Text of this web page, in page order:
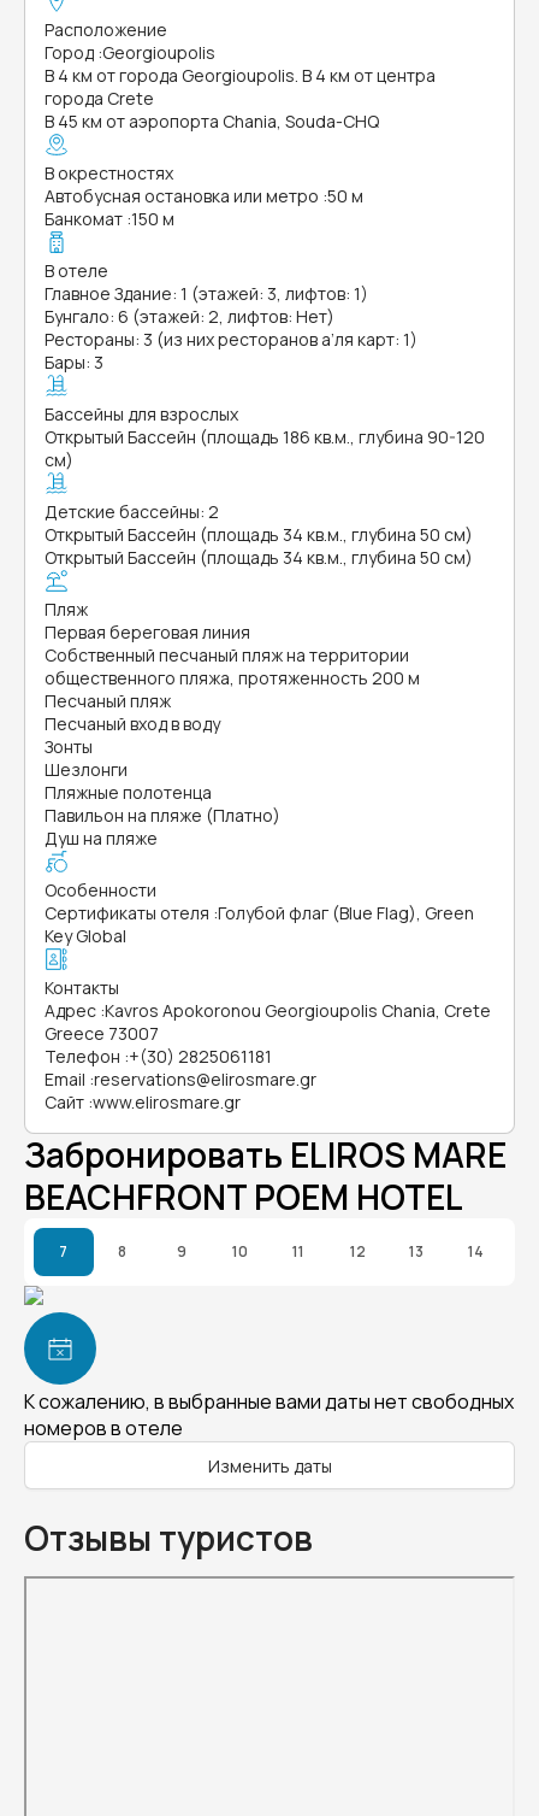
Расположение
Город :Georgioupolis
В 4 км от города Georgioupolis. В 4 км от центра
города Crete
В 45 км от аэропорта Chania, Souda-CHQ
В окрестностях
Автобусная остановка или метро :50 м
Банкомат :150 м
В отеле
Главное Здание: 1 (этажей: 3, лифтов: 1)
Бунгало: 6 (этажей: 2, лифтов: Нет)
Рестораны: 3 (из них ресторанов а’ля карт: 1)
Бары: 3
Бассейны для взрослых
Открытый Бассейн (площадь 186 кв.м., глубина 90-120
см)
Детские бассейны: 2
Открытый Бассейн (площадь 34 кв.м., глубина 50 см)
Открытый Бассейн (площадь 34 кв.м., глубина 50 см)
Пляж
Первая береговая линия
Собственный песчаный пляж на территории
общественного пляжа, протяженность 200 м
Песчаный пляж
Песчаный вход в воду
Зонты
Шезлонги
Пляжные полотенца
Павильон на пляже (Платно)
Душ на пляже
Особенности
Сертификаты отеля :Голубой флаг (Blue Flag), Green
Key Global
Контакты
Адрес :Kavros Apokoronou Georgioupolis Chania, Crete
Greece 73007
Телефон :+(30) 2825061181
Email :reservations@elirosmare.gr
Сайт :www.elirosmare.gr
Забронировать ELIROS MARE
BEACHFRONT POEM HOTEL
7 8 9 10 11 12 13 14
К сожалению, в выбранные вами даты нет свободных
номеров в отеле
Изменить даты
Отзывы туристов